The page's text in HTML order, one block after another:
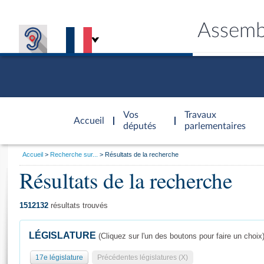
Accueil
d'accueil
Vos
députés
Travaux
parlementaires
Général
Vous
Accueil Recherche sur... Résultats de la recherche
Résultats de la recherche
1512132 résultats trouvés
LÉGISLATURE (Cliquez sur l'un des boutons pour faire un choix)
17e législature Précédentes législatures (X)